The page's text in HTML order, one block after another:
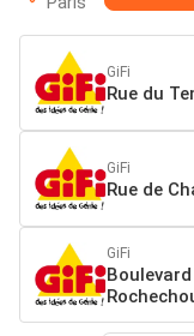
GiFi
Rue du
GiFi
Rue de
GiFi